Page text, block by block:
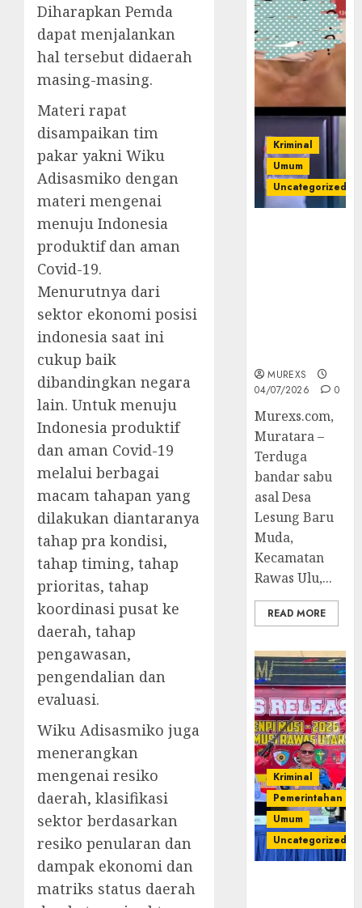
Diharapkan Pemda
dapat menjalankan
hal tersebut didaerah
masing-masing.
Materi rapat
disampaikan tim
pakar yakni Wiku
Adisasmiko dengan
materi mengenai
menuju Indonesia
produktif dan aman
Covid-19.
Menurutnya dari
sektor ekonomi posisi
indonesia saat ini
cukup baik
dibandingkan negara
lain. Untuk menuju
Indonesia produktif
dan aman Covid-19
melalui berbagai
macam tahapan yang
dilakukan diantaranya
tahap pra kondisi,
tahap timing, tahap
prioritas, tahap
koordinasi pusat ke
daerah, tahap
pengawasan,
pengendalian dan
evaluasi.
Wiku Adisasmiko juga
menerangkan
mengenai resiko
daerah, klasifikasi
sektor berdasarkan
resiko penularan dan
dampak ekonomi dan
matriks status daerah
Kriminal
Umum
Uncategorized
MUREXS
04/07/2026
0
Murexs.com,
Muratara –
Terduga
bandar sabu
asal Desa
Lesung Baru
Muda,
Kecamatan
Rawas Ulu,...
READ MORE
Kriminal
Pemerintahan
Umum
Uncategorized